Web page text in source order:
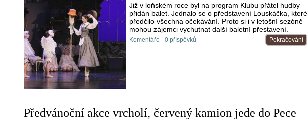
Již v loňském roce byl na program Klubu přátel hudby
přidán balet. Jednalo se o představení Louskáčka, které
předčilo všechna očekávání. Proto si i v letošní sezóně
mohou zájemci vychutnat další baletní přestavení.
Pokračování
Komentáře - 0 příspěvků
Předvánoční akce vrcholí, červený kamion jede do Pece